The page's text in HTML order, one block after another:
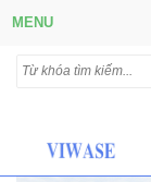
MENU